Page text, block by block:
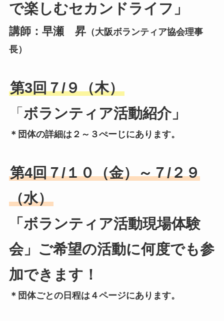
で楽しむセカンドライフ」
講師：早瀬 昇（大阪ボランティア協会理事
長）
第3回７/９（木）
「 ボランティア活動紹介」
＊団体の詳細は２～３ぺーじにあります。
第4回７/１０（金）～７/２９
（水）
「ボランティア活動現場体験
会」ご希望の活動に何度でも参
加できます！
＊団体ごとの日程は４ページにあります。